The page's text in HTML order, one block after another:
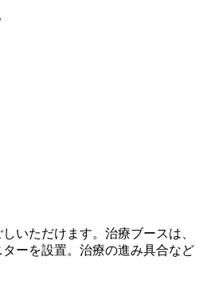
いただけます。治療ブースは、
ーを設置。治療の進み具合など